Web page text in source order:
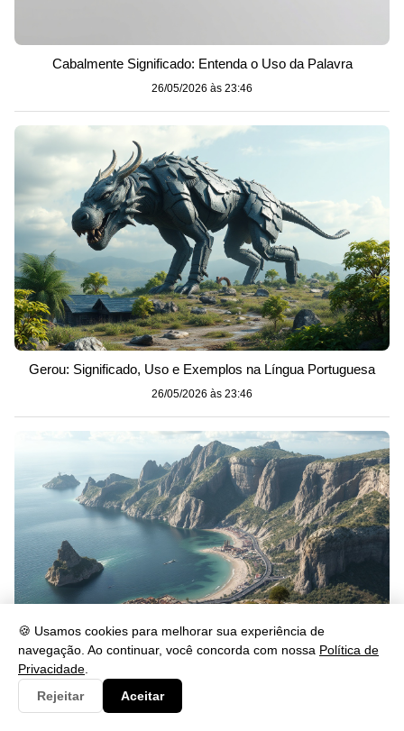
🍪 Usamos cookies para melhorar sua experiência de
navegação. Ao continuar, você concorda com nossa Política de
Privacidade
Rejeitar
Aceitar
Cabalmente Significado: Entenda o Uso da Palavra
26/05/2026 às 23:46
Gerou: Significado, Uso e Exemplos na Língua Portuguesa
26/05/2026 às 23:46
Se lascar: significado, uso e exemplos na prática
26/05/2026 às 23:46